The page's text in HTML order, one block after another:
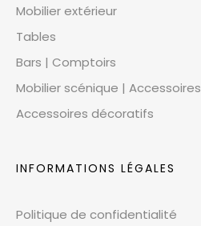
Mobilier extérieur
Tables
Bars | Comptoirs
Mobilier scénique | Accessoires
Accessoires décoratifs
INFORMATIONS LÉGALES
Politique de confidentialité